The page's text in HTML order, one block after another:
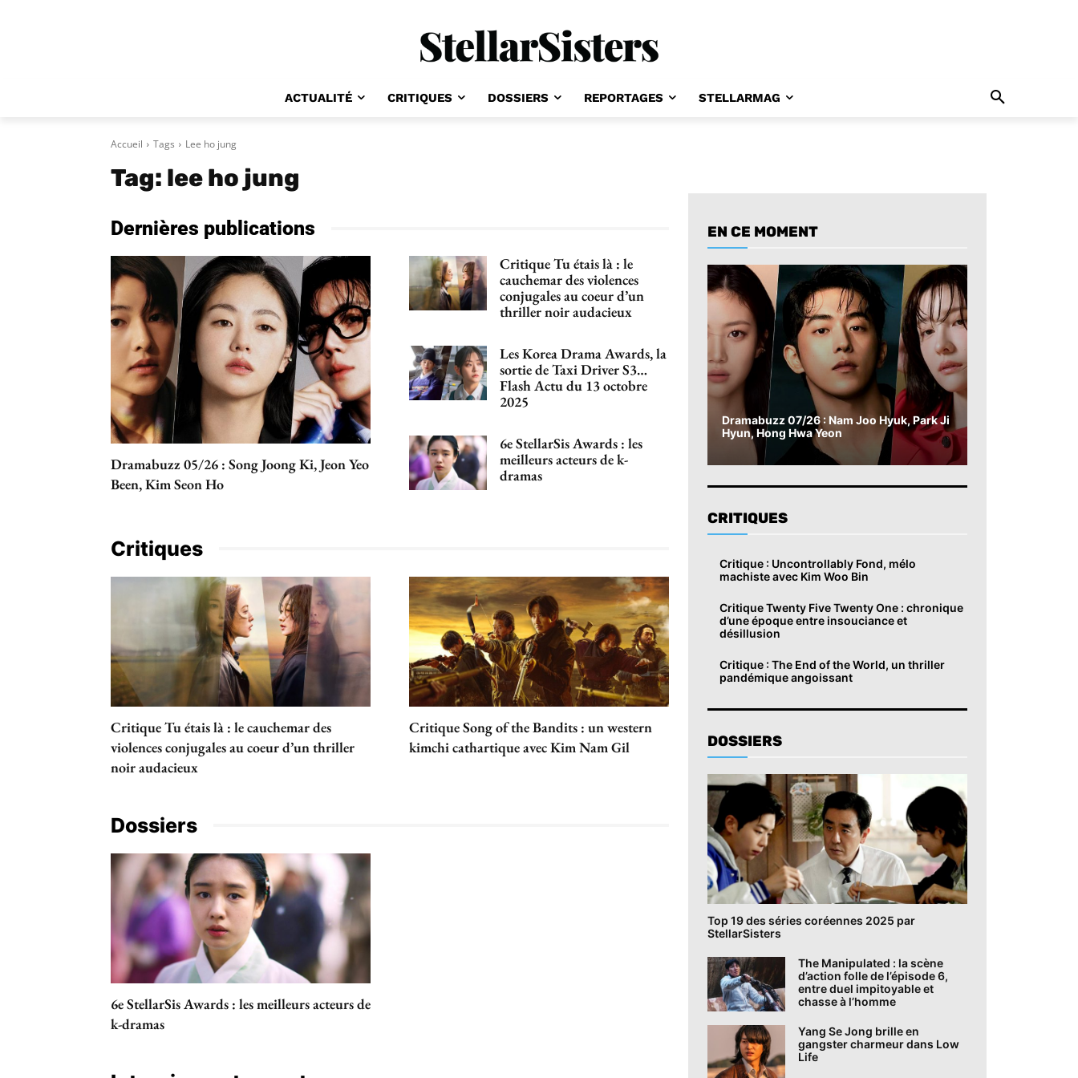
ACTUALITÉ CRITIQUES DOSSIERS REPORTAGES STELLARMAG
Accueil Tags Lee ho jung
Tag: lee ho jung
Dernières publications
Dramabuzz 05/26 : Song Joong Ki, Jeon Yeo
Been, Kim Seon Ho
Critique Tu étais là : le
cauchemar des violences
conjugales au coeur d’un
thriller noir audacieux
Les Korea Drama Awards, la
sortie de Taxi Driver S3…
Flash Actu du 13 octobre
2025
6e StellarSis Awards : les
meilleurs acteurs de k-
dramas
Critiques
Critique Tu étais là : le cauchemar des
violences conjugales au coeur d’un thriller
noir audacieux
Critique Song of the Bandits : un western
kimchi cathartique avec Kim Nam Gil
Dossiers
6e StellarSis Awards : les meilleurs acteurs de
k-dramas
EN CE MOMENT
Dramabuzz 07/26 : Nam Joo Hyuk, Park Ji
Hyun, Hong Hwa Yeon
CRITIQUES
Critique : Uncontrollably Fond, mélo
machiste avec Kim Woo Bin
Critique Twenty Five Twenty One : chronique
d’une époque entre insouciance et
désillusion
Critique : The End of the World, un thriller
pandémique angoissant
DOSSIERS
Top 19 des séries coréennes 2025 par
StellarSisters
The Manipulated : la scène
d’action folle de l’épisode 6,
entre duel impitoyable et
chasse à l’homme
Yang Se Jong brille en
gangster charmeur dans Low
Life